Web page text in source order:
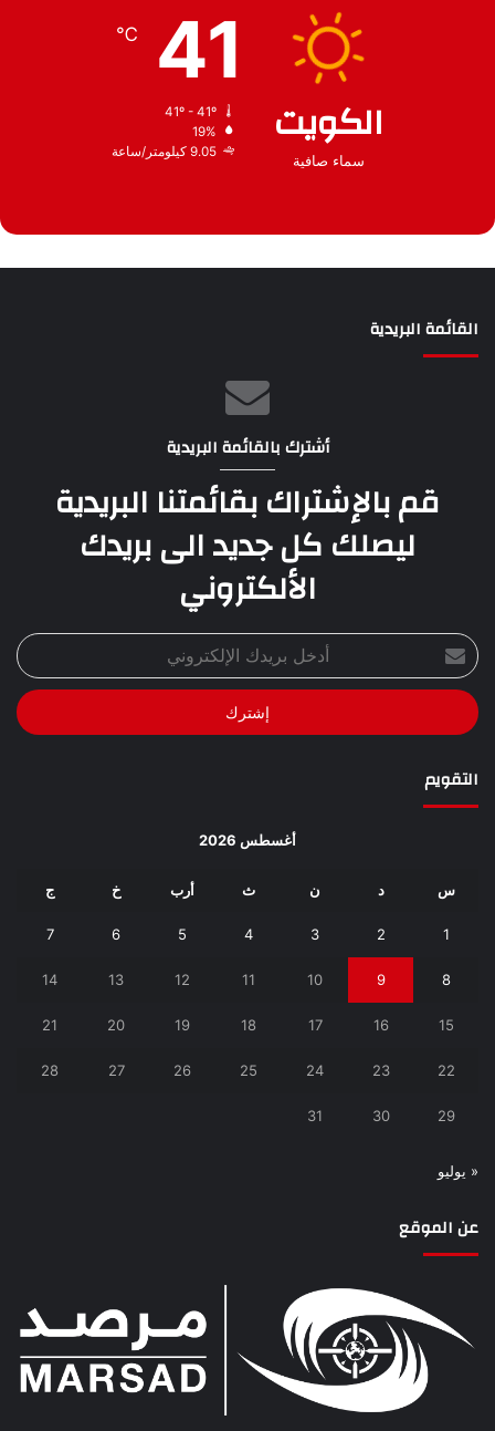
الكويت
سماء صافية
41
℃
19%
9.05 كيلومتر/ساعة
القائمة البريدية
أشترك بالقائمة البريدية
قم بالإشتراك بقائمتنا البريدية
ليصلك كل جديد الى بريدك
الألكتروني
أدخل
بريدك
الإلكتروني
التقويم
أغسطس 2026
س د ن ث أرب خ ج
1
2
3
4
5
6
7
8
9
10
11
12
13
14
15
16
17
18
19
20
21
22
23
24
25
26
27
28
29
30
31
« يوليو
عن الموقع